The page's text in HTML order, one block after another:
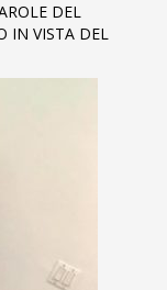
DEL
IN VISTA DEL